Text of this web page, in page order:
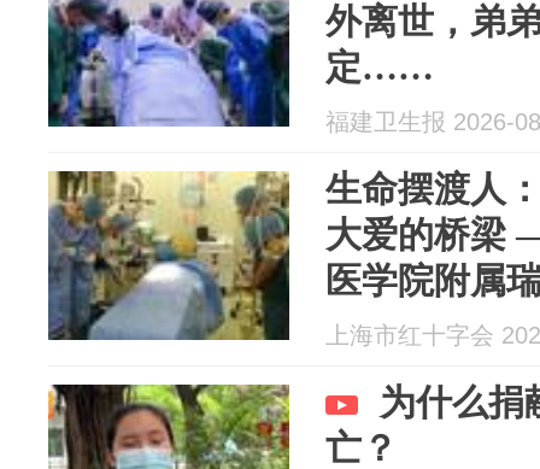
外离世，弟
定……
福建卫生报 2026-
生命摆渡人
大爱的桥梁
医学院附属
调员邢磊
上海市红十字会
为什么捐
亡？